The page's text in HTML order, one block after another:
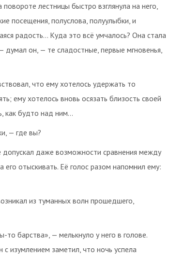
лестницы быстро взглянула на него,
посещения, полуслова, полуулыбки, и
радость… Куда это всё умчалось? Она стала
он, — те сладостные, первые мгновенья,
что ему хотелось удержать то
ему хотелось вновь осязать близость своей
как будто над ним…
— где вы?
допускал даже возможности сравнения между
отыскивать. Её голос разом напомнил ему:
из туманных волн прошедшего,
барства», — мелькнуло у него в голове.
с изумлением заметил, что ночь успела